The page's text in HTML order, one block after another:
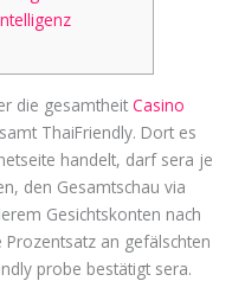
die gesamtheitCasino
ThaiFriendly. Dort es
handelt, darf sera je
den Gesamtschau via
Gesichtskonten nach
an gefälschten
probe bestätigt sera.